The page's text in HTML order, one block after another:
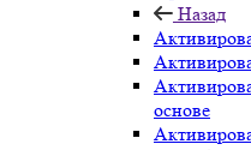
Назад
основе